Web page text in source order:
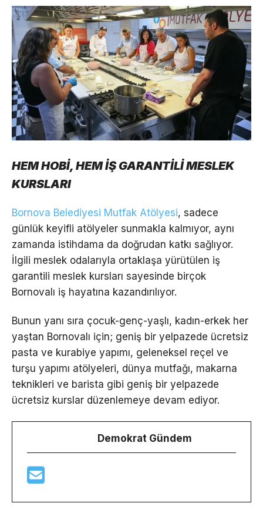
HEM HOBİ, HEM İŞ GARANTİLİ MESLEK
KURSLARI
Bornova Belediyesi Mutfak Atölyesi, sadece
günlük keyifli atölyeler sunmakla kalmıyor, aynı
zamanda istihdama da doğrudan katkı sağlıyor.
İlgili meslek odalarıyla ortaklaşa yürütülen iş
garantili meslek kursları sayesinde birçok
Bornovalı iş hayatına kazandırılıyor.
Bunun yanı sıra çocuk-genç-yaşlı, kadın-erkek her
yaştan Bornovalı için; geniş bir yelpazede ücretsiz
pasta ve kurabiye yapımı, geleneksel reçel ve
turşu yapımı atölyeleri, dünya mutfağı, makarna
teknikleri ve barista gibi geniş bir yelpazede
ücretsiz kurslar düzenlemeye devam ediyor.
Demokrat Gündem